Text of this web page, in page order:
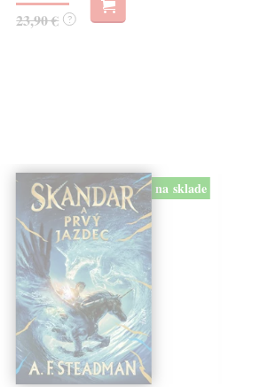
23,90 € ?
na sklade